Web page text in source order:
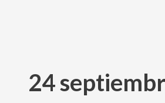
contenido
24